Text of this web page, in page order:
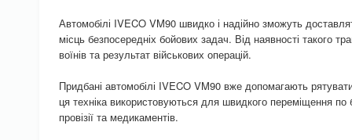
Автомобілі IVECO VM90 швидко і надійно зможуть
місць безпосередніх бойових задач. Від наявності такого
воїнів та результат військових операцій.
Придбані автомобілі IVECO VM90 вже допомагають
ця техніка використовуються для швидкого переміщення
провізії та медикаментів.